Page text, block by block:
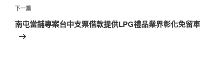
章
下
一
下一篇
南屯當舖專案台中支票借款提供LPG禮品業界彰化免留車